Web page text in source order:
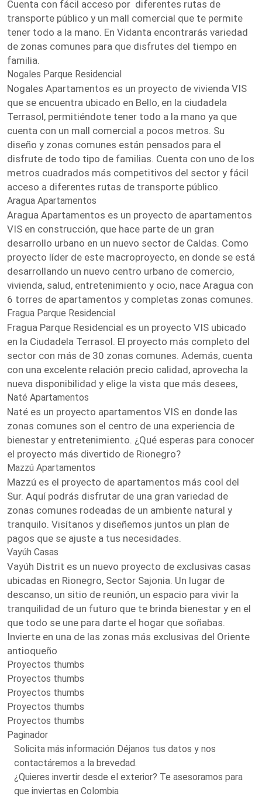
Cuenta con fácil acceso por diferentes rutas de
transporte público y un mall comercial que te permite
tener todo a la mano. En Vidanta encontrarás variedad
de zonas comunes para que disfrutes del tiempo en
familia.
Nogales Parque Residencial
Nogales Apartamentos es un proyecto de vivienda VIS
que se encuentra ubicado en Bello, en la ciudadela
Terrasol, permitiéndote tener todo a la mano ya que
cuenta con un mall comercial a pocos metros. Su
diseño y zonas comunes están pensados para el
disfrute de todo tipo de familias. Cuenta con uno de los
metros cuadrados más competitivos del sector y fácil
acceso a diferentes rutas de transporte público.
Aragua Apartamentos
Aragua Apartamentos es un proyecto de apartamentos
VIS en construcción, que hace parte de un gran
desarrollo urbano en un nuevo sector de Caldas. Como
proyecto líder de este macroproyecto, en donde se está
desarrollando un nuevo centro urbano de comercio,
vivienda, salud, entretenimiento y ocio, nace Aragua con
6 torres de apartamentos y completas zonas comunes.
Fragua Parque Residencial
Fragua Parque Residencial es un proyecto VIS ubicado
en la Ciudadela Terrasol. El proyecto más completo del
sector con más de 30 zonas comunes. Además, cuenta
con una excelente relación precio calidad, aprovecha la
nueva disponibilidad y elige la vista que más desees,
Naté Apartamentos
Naté es un proyecto apartamentos VIS en donde las
zonas comunes son el centro de una experiencia de
bienestar y entretenimiento. ¿Qué esperas para conocer
el proyecto más divertido de Rionegro?
Mazzú Apartamentos
Mazzú es el proyecto de apartamentos más cool del
Sur. Aquí podrás disfrutar de una gran variedad de
zonas comunes rodeadas de un ambiente natural y
tranquilo. Visítanos y diseñemos juntos un plan de
pagos que se ajuste a tus necesidades.
Vayúh Casas
Vayúh Distrit es un nuevo proyecto de exclusivas casas
ubicadas en Rionegro, Sector Sajonia. Un lugar de
descanso, un sitio de reunión, un espacio para vivir la
tranquilidad de un futuro que te brinda bienestar y en el
que todo se une para darte el hogar que soñabas.
Invierte en una de las zonas más exclusivas del Oriente
antioqueño
Proyectos thumbs
Proyectos thumbs
Proyectos thumbs
Proyectos thumbs
Proyectos thumbs
Paginador
Solicita más información Déjanos tus datos y nos
contactáremos a la brevedad.
¿Quieres invertir desde el exterior? Te asesoramos para
que inviertas en Colombia